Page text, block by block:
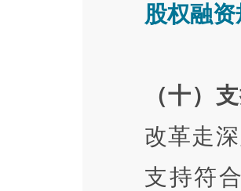
股权融
（十）
改革走
支持符